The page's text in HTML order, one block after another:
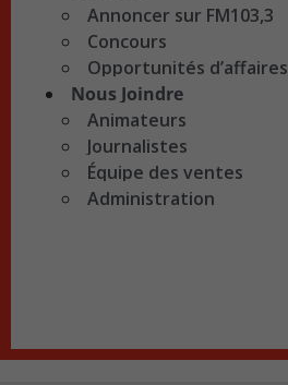
Annoncer sur FM103,3
Concours
Opportunités d’affaires
Nous Joindre
Animateurs
Journalistes
Équipe des ventes
Administration